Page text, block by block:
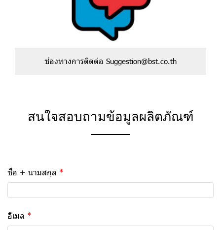
ช่องทางการติดต่อ Suggestion@bst.co.th
สนใจสอบถามข้อมูลผลิตภัณฑ์
ชื่อ + นามสกุล
อีเมล